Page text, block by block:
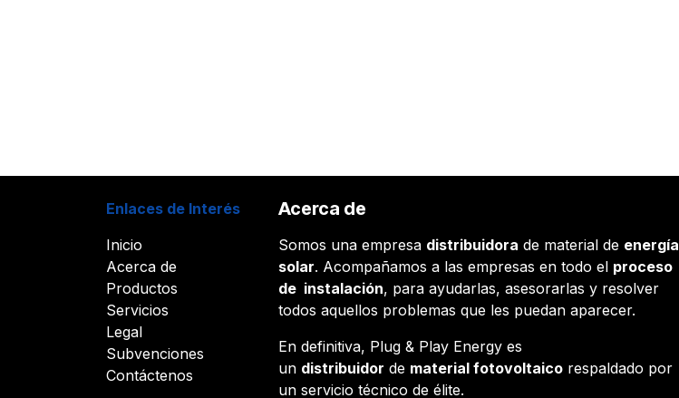
Enlaces de Interés
Inicio
Acerca de
Productos
Servicios
Legal
Subvenciones
Contáctenos
Acerca de
Somos una empresa distribuidora de material de energía
solar. Acompañamos a las empresas en todo el proceso
de instalación, para ayudarlas, asesorarlas y resolver
todos aquellos problemas que les puedan aparecer.
En definitiva, Plug & Play Energy es
un distribuidor de material fotovoltaico respaldado por
un servicio técnico de élite.